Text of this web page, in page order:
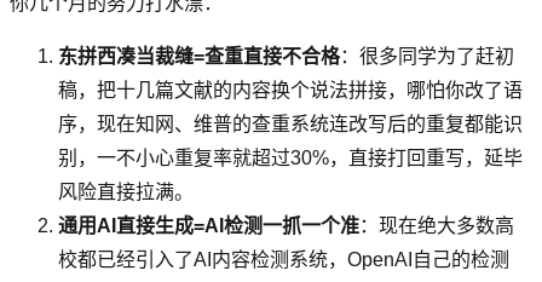
东拼西凑当裁缝=查重直接不合格：很多同学为了赶初
稿，把十几篇文献的内容换个说法拼接，哪怕你改了语
序，现在知网、维普的查重系统连改写后的重复都能识
别，一不小心重复率就超过30%，直接打回重写，延毕
风险直接拉满。
通用AI直接生成=AI检测一抓一个准：现在绝大多数高
校都已经引入了AI内容检测系统，OpenAI自己的检测